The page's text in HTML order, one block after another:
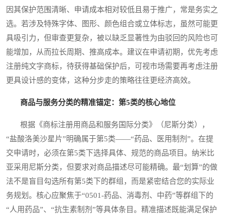
因其保护范围清晰、申请成本相对较低且易于推广，常是务实之
选。若涉及特殊字体、图形、颜色组合或立体标志，虽然可能更
具吸引力，但审查更复杂，被以缺乏显著性为由驳回的风险也可
能增加，从而拉长周期、推高成本。建议在申请初期，优先考虑
注册纯文字商标，待获得基础保护后，可视市场需要再考虑注册
更具设计感的变体，这种分步走的策略往往更经济高效。
商品与服务分类的精准锚定：第5类的核心地位
根据《商标注册用商品和服务国际分类》（尼斯分类），
“盐酸洛美沙星片”明确属于第5类——“药品、医用制剂”。在提
交申请时，必须在第5类下选择具体、规范的商品项目。纳米比
亚采用尼斯分类，但要求对商品描述尽可能精确。最“划算”的做
法不是盲目勾选所有第5类下的群组，而是紧密结合您的实际业
务规划。核心应聚焦于“0501-药品、消毒剂、中药”等群组下的
“人用药品”、“抗生素制剂”等具体条目。精准描述既能满足保护